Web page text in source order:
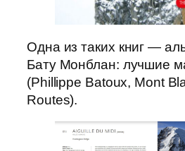
Одна из таких книг —
Бату Монблан: лучшие
(Phillippe Batoux, Mont
Routes).